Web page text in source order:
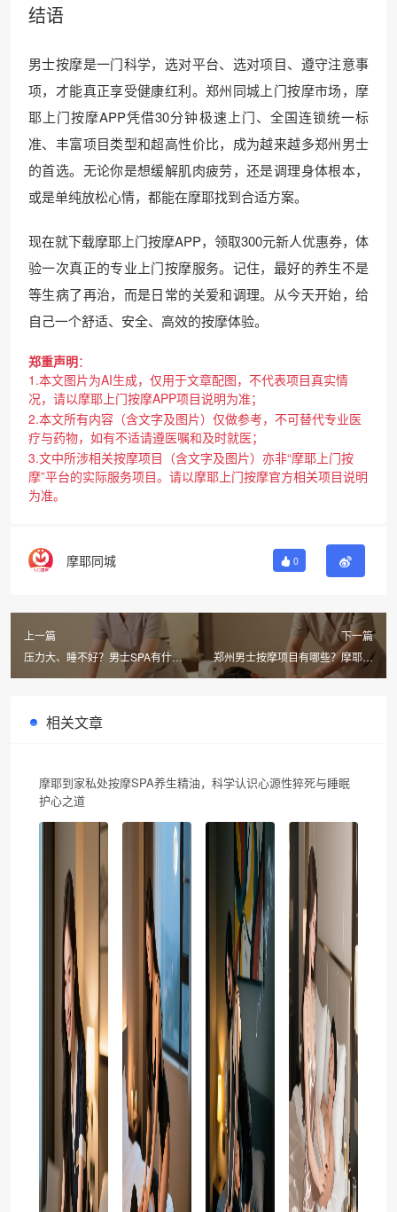
结语
男士按摩是一门科学，选对平台、选对项目、遵守注意事
项，才能真正享受健康红利。郑州同城上门按摩市场，摩
耶上门按摩APP凭借30分钟极速上门、全国连锁统一标
准、丰富项目类型和超高性价比，成为越来越多郑州男士
的首选。无论你是想缓解肌肉疲劳，还是调理身体根本，
或是单纯放松心情，都能在摩耶找到合适方案。
现在就下载摩耶上门按摩APP，领取300元新人优惠券，体
验一次真正的专业上门按摩服务。记住，最好的养生不是
等生病了再治，而是日常的关爱和调理。从今天开始，给
自己一个舒适、安全、高效的按摩体验。
郑重声明：
1.本文图片为AI生成，仅用于文章配图，不代表项目真实情
况，请以摩耶上门按摩APP项目说明为准；
2.本文所有内容（含文字及图片）仅做参考，不可替代专业医
疗与药物，如有不适请遵医嘱和及时就医；
3.文中所涉相关按摩项目（含文字及图片）亦非“摩耶上门按
摩”平台的实际服务项目。请以摩耶上门按摩官方相关项目说明
为准。
摩耶同城 0
上一篇
压力大、睡不好？男士SPA有什么
作用？郑州同城上门按摩就选摩耶
下一篇
郑州男士按摩项目有哪些？摩耶上
门按摩同城最快30分钟到
相关文章
摩耶到家私处按摩SPA养生精油，科学认识心源性猝死与睡眠
护心之道